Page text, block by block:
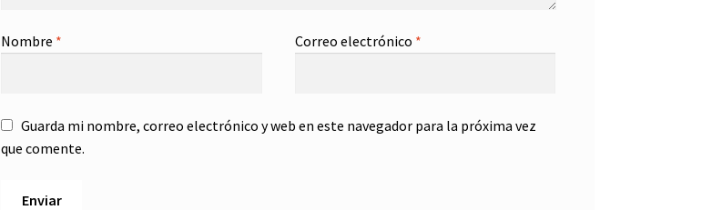
Nombre * Correo electrónico *
Guarda mi nombre, correo electrónico y web en este navegador para la próxima vez
que comente.